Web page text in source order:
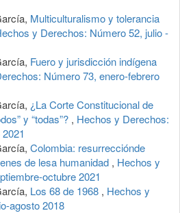
Multiculturalismo y tolerancia
y Derechos: Número 52, julio -
Fuero y jurisdicción indígena
Número 73, enero-febrero
¿La Corte Constitucional de
y “todas”? , Hechos y Derechos:
Colombia: resurrecciónde
de lesa humanidad , Hechos y
octubre 2021
Los 68 de 1968 , Hechos y
agosto 2018